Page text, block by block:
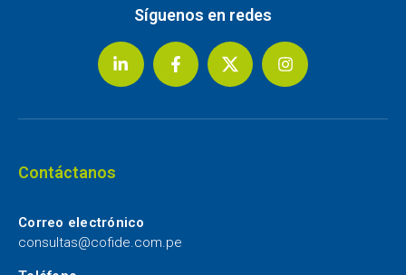
Síguenos en redes
Contáctanos
Correo electrónico
consultas@cofide.com.pe